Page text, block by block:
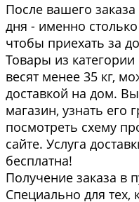
После вашего
дня - именно
чтобы приехать за
Товары из
весят менее 35 кг,
доставкой на дом.
магазин, узнать его
посмотреть схему
сайте. Услуга
бесплатна!
Получение заказа в
Специально для тех,